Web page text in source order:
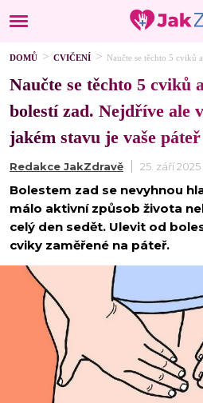
DOMŮ CVIČENÍ Naučte se těchto 5 cviků
Naučte se těchto 5 cviků
bolestí zad. Nejdříve ale
jakém stavu je vaše páteř
Redakce JakZdravě 25. září 2025
Bolestem zad se nevyhnou
málo aktivní způsob života
celý den sedět. Ulevit od
cviky zaměřené na páteř.